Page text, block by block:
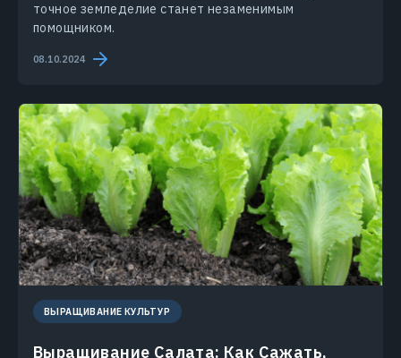
точное земледелие станет незаменимым
помощником.
08.10.2024
ВЫРАЩИВАНИЕ КУЛЬТУР
Выращивание Салата: Как Сажать,